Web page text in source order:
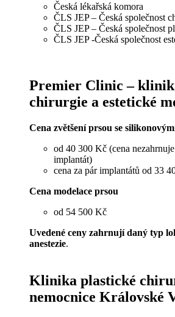
Česká lékařská komora
ČLS JEP – Česká společnost
ČLS JEP – Česká společnost
ČLS JEP -Česká společnost
Premier Clinic –
chirurgie a estetické
Cena zvětšení prsou se
od 40 300 Kč (cena
implantát)
cena za pár implantátů od 33
Cena modelace prsou
od 54 500 Kč
Uvedené ceny zahrnují daný typ
anestezie.
Klinika plastické
nemocnice Královské